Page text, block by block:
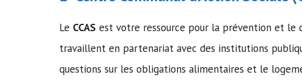
Le CCAS est votre ressource pour la prévention et le
travaillent en partenariat avec des institutions
questions sur les obligations alimentaires et le